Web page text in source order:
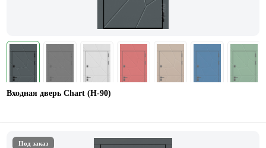
Входная дверь Chart (Н-90)
Под заказ